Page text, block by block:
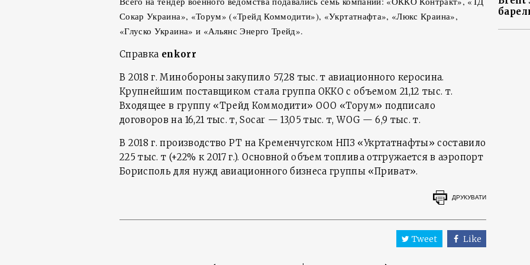
Сокар Украина», «Торум» («Трейд Коммодити»), «Укртатнафта», «Люкс Краина»,
«Глуско Украина» и «Альянс Энерго Трейд».
Справка enkorr
В 2018 г. Минобороны закупило 57,28 тыс. т авиационного керосина.
Крупнейшим поставщиком стала группа ОККО с объемом 21,12 тыс. т.
Входящее в группу «Трейд Коммодити» ООО «Торум» подписало
договоров на 16,21 тыс. т, Socar — 13,05 тыс. т, WOG — 6,9 тыс. т.
В 2018 г. производство РТ на Кременчугском НПЗ «Укртатнафты» составило
225 тыс. т (+22% к 2017 г.). Основной объем топлива отгружается в аэропорт
Борисполь для нужд авиационного бизнеса группы «Приват».
ДРУКУВАТИ
Tweet Like